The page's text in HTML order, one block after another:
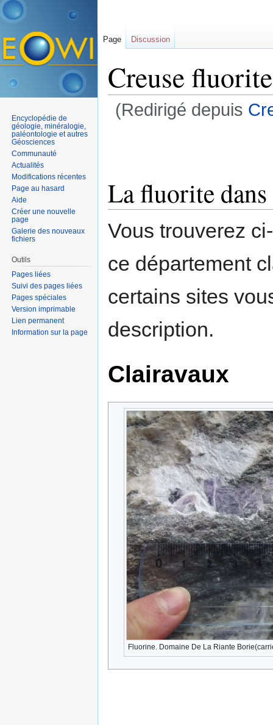
Creuse
(Redirigé depuis
La fluorite
Vous trouverez
ce département
certains sites
description.
Clairavaux
Fluorine. Domaine De La Riante
Page Discussion
Encyclopédie de
géologie, minéralogie,
paléontologie et autres
Géosciences
Communauté
Actualités
Modifications récentes
Page au hasard
Aide
Créer une nouvelle
page
Galerie des nouveaux
fichiers
Outils
Pages liées
Suivi des pages liées
Pages spéciales
Version imprimable
Lien permanent
Information sur la page